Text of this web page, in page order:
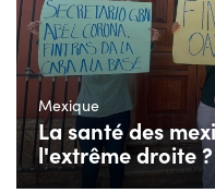
Mexique
La santé des
l'extrême droite ?